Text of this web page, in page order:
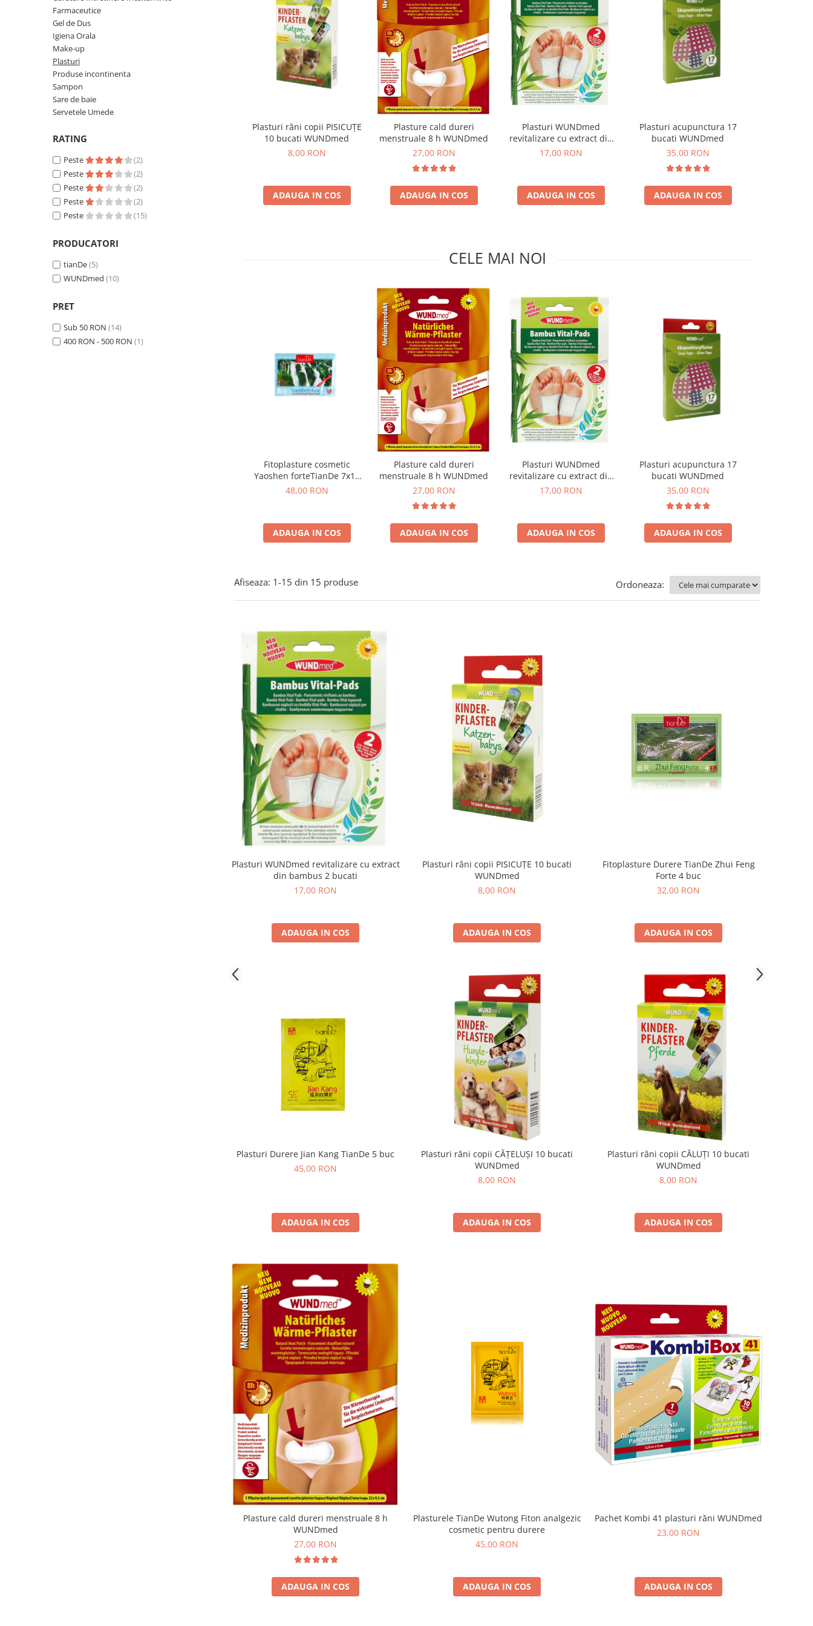
Bioactivatori & Tratamente Fose
Manusi Protectie
Solutii curatare mobila
Vopsea Par
Ingrijire Par
Ingrijire corp
Ingrijire maini
Ingrijire picioare
Îngrijire Ten
Curatare Intretinere Incaltaminte
Farmaceutice
Gel de Dus
Igiena Orala
Produse incontinenta
Sare de baie
Farmaceutice
Gel de Dus
Igiena Orala
Make-up
Plasturi
Produse incontinenta
Sampon
Sare de baie
Servetele Umede
RATING
Peste
(2)
Peste
(2)
Peste
(2)
Peste
(2)
Peste
(15)
PRODUCATORI
tianDe(5)
WUNDmed (10)
PRET
Sub 50 RON (14)
400 RON - 500 RON (1)
Plasturi răni copii PISICUȚE
10 bucati WUNDmed
8,00 RON
ADAUGA IN COS
Plasture cald dureri
menstruale 8 h WUNDmed
27,00 RON
ADAUGA IN COS
Plasturi WUNDmed
revitalizare cu extract din
bambus 2 bucati
17,00 RON
ADAUGA IN COS
Plasturi acupunctura 17
bucati WUNDmed
35,00 RON
ADAUGA IN COS
CELE MAI NOI
Fitoplasture cosmetic
Yaoshen forteTianDe 7x10
cm
48,00 RON
ADAUGA IN COS
Plasture cald dureri
menstruale 8 h WUNDmed
27,00 RON
ADAUGA IN COS
Plasturi WUNDmed
revitalizare cu extract din
bambus 2 bucati
17,00 RON
ADAUGA IN COS
Plasturi acupunctura 17
bucati WUNDmed
35,00 RON
ADAUGA IN COS
Afiseaza: 1-15 din 15 produse Ordoneaza:
Plasturi WUNDmed revitalizare cu extract
din bambus 2 bucati
17,00 RON
ADAUGA IN COS
Plasturi răni copii PISICUȚE 10 bucati
WUNDmed
8,00 RON
ADAUGA IN COS
Fitoplasture Durere TianDe Zhui Feng
Forte 4 buc
32,00 RON
ADAUGA IN COS
Plasturi Durere Jian Kang TianDe 5 buc
45,00 RON
ADAUGA IN COS
Plasturi răni copii CĂȚELUȘI 10 bucati
WUNDmed
8,00 RON
ADAUGA IN COS
Plasturi răni copii CĂLUȚI 10 bucati
WUNDmed
8,00 RON
ADAUGA IN COS
Plasture cald dureri menstruale 8 h
WUNDmed
27,00 RON
ADAUGA IN COS
Plasturele TianDe Wutong Fiton analgezic
cosmetic pentru durere
45,00 RON
ADAUGA IN COS
Pachet Kombi 41 plasturi răni WUNDmed
23,00 RON
ADAUGA IN COS